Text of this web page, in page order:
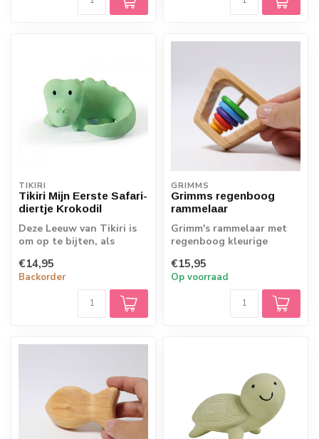
TIKIRI
Tikiri Mijn Eerste Safari-
diertje Krokodil
Deze Leeuw van Tikiri is
om op te bijten, als
bad te neme...
€14,95
Backorder
GRIMMS
Grimms regenboog
rammelaar
Grimm's rammelaar met
regenboog kleurige
rammelen als je...
€15,95
Op voorraad